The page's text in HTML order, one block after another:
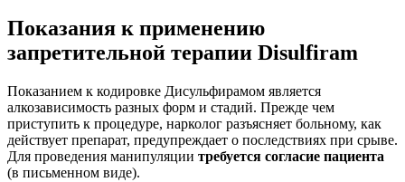
Показания к применению
запретительной терапии Disulfiram
Показанием к кодировке Дисульфирамом является
алкозависимость разных форм и стадий. Прежде чем
приступить к процедуре, нарколог разъясняет больному, как
действует препарат, предупреждает о последствиях при срыве.
Для проведения манипуляции требуется согласие пациента
(в письменном виде).